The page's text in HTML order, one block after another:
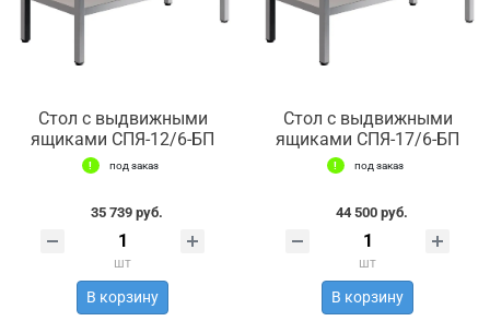
Стол с выдвижными
ящиками СПЯ-12/6-БП
под заказ
35 739 руб.
шт
В корзину
Стол с выдвижными
ящиками СПЯ-17/6-БП
под заказ
44 500 руб.
шт
В корзину